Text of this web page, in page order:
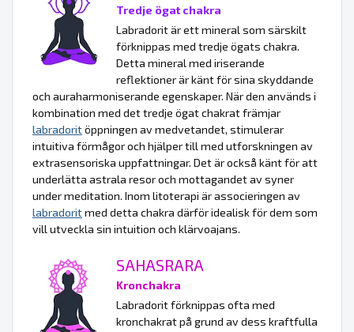
Tredje ögat chakra
Labradorit är ett mineral som särskilt
förknippas med tredje ögats chakra.
Detta mineral med iriserande
reflektioner är känt för sina skyddande
och auraharmoniserande egenskaper. När den används i
kombination med det tredje ögat chakrat främjar
labradoritöppningen av medvetandet, stimulerar
intuitiva förmågor och hjälper till med utforskningen av
extrasensoriska uppfattningar. Det är också känt för att
underlätta astrala resor och mottagandet av syner
under meditation. Inom litoterapi är associeringen av
labradoritmed detta chakra därför idealisk för dem som
vill utveckla sin intuition och klärvoajans.
SAHASRARA
Kronchakra
Labradorit förknippas ofta med
kronchakrat på grund av dess kraftfulla